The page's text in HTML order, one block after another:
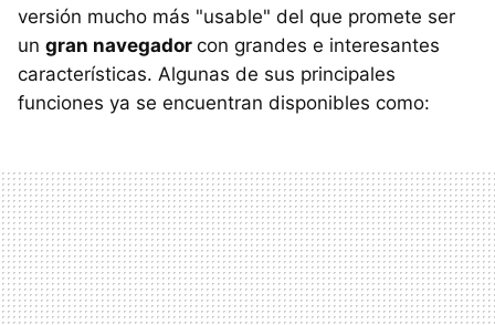
versión mucho más "usable" del que promete ser
un gran navegador con grandes e interesantes
características. Algunas de sus principales
funciones ya se encuentran disponibles como: